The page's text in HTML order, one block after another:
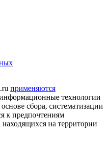
применяются
технологии
сбора, систематизации
к предпочтениям
находящихся на территории